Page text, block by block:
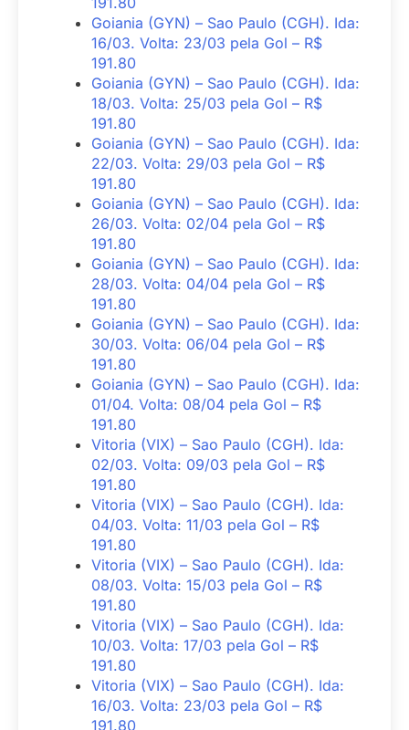
Goiania (GYN) – Sao Paulo (CGH). Ida:
16/03. Volta: 23/03 pela Gol – R$
191.80
Goiania (GYN) – Sao Paulo (CGH). Ida:
18/03. Volta: 25/03 pela Gol – R$
191.80
Goiania (GYN) – Sao Paulo (CGH). Ida:
22/03. Volta: 29/03 pela Gol – R$
191.80
Goiania (GYN) – Sao Paulo (CGH). Ida:
26/03. Volta: 02/04 pela Gol – R$
191.80
Goiania (GYN) – Sao Paulo (CGH). Ida:
28/03. Volta: 04/04 pela Gol – R$
191.80
Goiania (GYN) – Sao Paulo (CGH). Ida:
30/03. Volta: 06/04 pela Gol – R$
191.80
Goiania (GYN) – Sao Paulo (CGH). Ida:
01/04. Volta: 08/04 pela Gol – R$
191.80
Vitoria (VIX) – Sao Paulo (CGH). Ida:
02/03. Volta: 09/03 pela Gol – R$
191.80
Vitoria (VIX) – Sao Paulo (CGH). Ida:
04/03. Volta: 11/03 pela Gol – R$
191.80
Vitoria (VIX) – Sao Paulo (CGH). Ida:
08/03. Volta: 15/03 pela Gol – R$
191.80
Vitoria (VIX) – Sao Paulo (CGH). Ida:
10/03. Volta: 17/03 pela Gol – R$
191.80
Vitoria (VIX) – Sao Paulo (CGH). Ida:
16/03. Volta: 23/03 pela Gol – R$
191.80